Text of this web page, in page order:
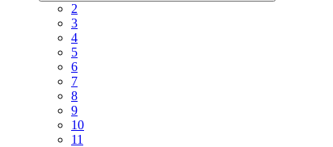
2
3
4
5
6
7
8
9
10
11